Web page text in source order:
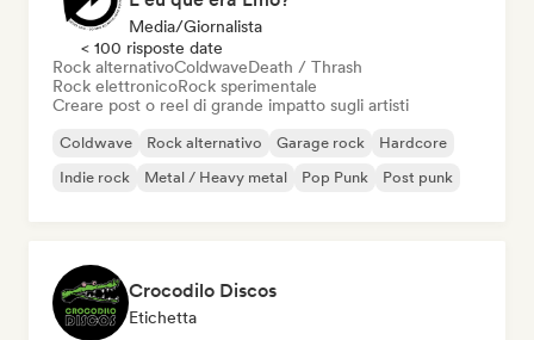
Media/Giornalista
< 100 risposte date
Rock alternativoColdwaveDeath / Thrash
Rock elettronicoRock sperimentale
Creare post o reel di grande impatto sugli artisti
Coldwave Rock alternativo Garage rock
Hardcore
Indie rock
Metal / Heavy metal Pop Punk Post punk
Crocodilo Discos
Etichetta